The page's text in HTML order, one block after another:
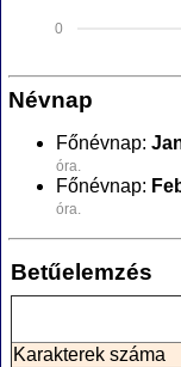
0
Névnap
Főnévnap:
óra.
Főnévnap:
óra.
Betűelemzés
Karakterek száma